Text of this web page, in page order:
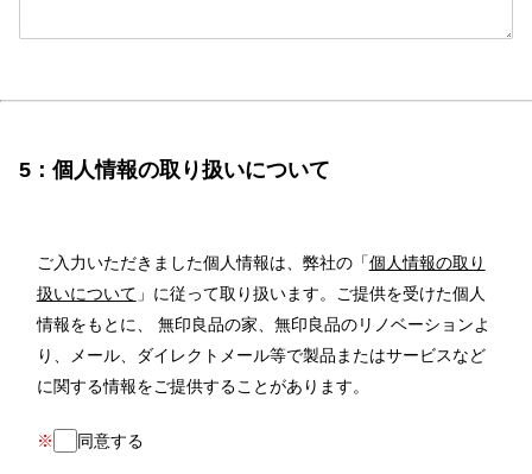
5：個人情報の取り扱いについて
ご入力いただきました個人情報は、弊社の「個人情報の取り
扱いについて 」に従って取り扱います。ご提供を受けた個人
情報をもとに、 無印良品の家、無印良品のリノベーションよ
り、メール、ダイレクトメール等で製品またはサービスなど
に関する情報をご提供することがあります。
※ 同意する